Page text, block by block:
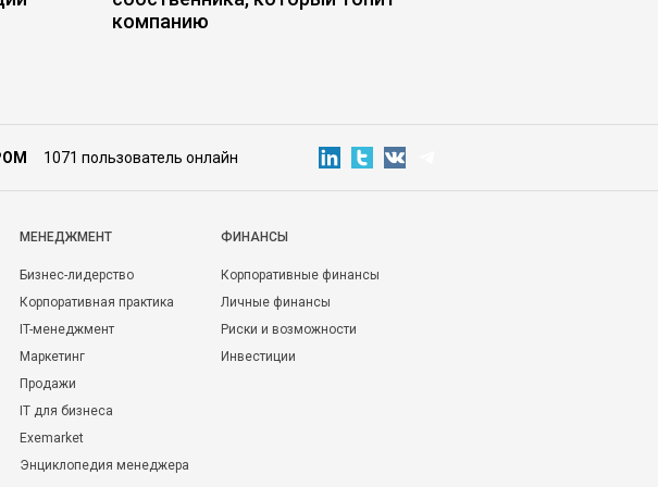
компанию
1071 пользователь онлайн
МЕНЕДЖМЕНТ
Бизнес-лидерство
Корпоративная практика
IT-менеджмент
Маркетинг
Продажи
IT для бизнеса
Exemarket
Энциклопедия менеджера
ФИНАНСЫ
Корпоративные финансы
Личные финансы
Риски и возможности
Инвестиции